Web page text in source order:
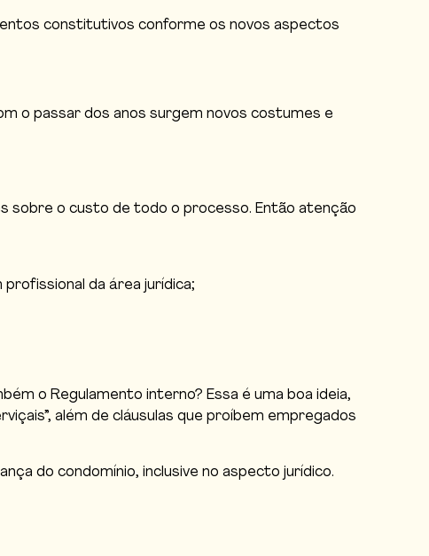
constitutivos conforme os novos aspectos
o passar dos anos surgem novos costumes e
sobre o custo de todo o processo. Então atenção
da área jurídica;
o Regulamento interno? Essa é uma boa ideia,
além de cláusulas que proíbem empregados
do condomínio, inclusive no aspecto jurídico.